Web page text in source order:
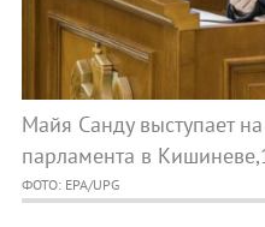
Майя Санду выступает
парламента в
ФОТО: EPA/UPG